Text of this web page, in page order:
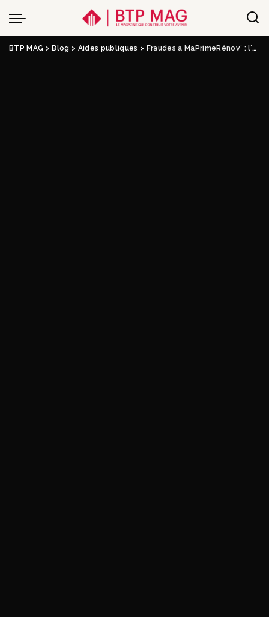
BTP MAG > Blog > Aides publiques > Fraudes à MaPrimeRénov’ : l’État serre la vis sur les accompagnateurs rénov’